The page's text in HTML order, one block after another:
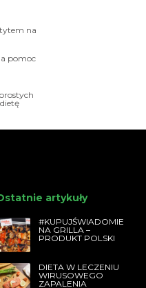
na
pomoc
artykuły
#KUPUJŚWIADOMIE
NA GRILLA –
PRODUKT POLSKI
DIETA W LECZENIU
WIRUSOWEGO
ZAPALENIA